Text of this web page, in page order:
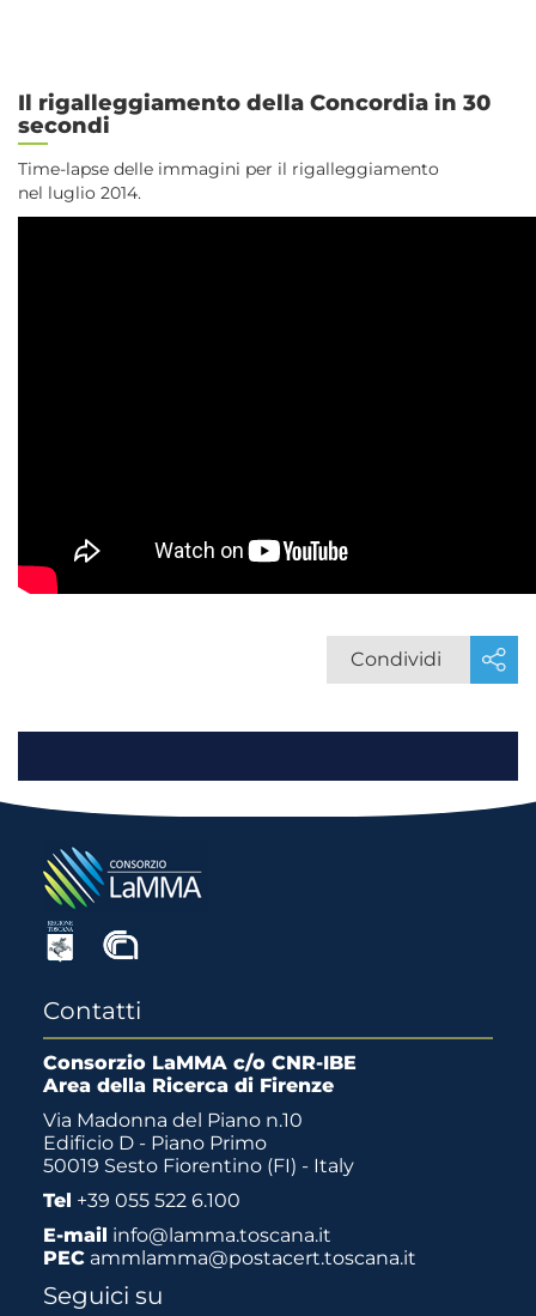
Il rigalleggiamento della Concordia in 30
secondi
Time-lapse delle immagini per il rigalleggiamento
nel luglio 2014.
Condividi
Contatti
Consorzio LaMMA c/o CNR-IBE
Area della Ricerca di Firenze
Via Madonna del Piano n.10
Edificio D - Piano Primo
50019 Sesto Fiorentino (FI) - Italy
Tel +39 055 522 6.100
E-mail info@lamma.toscana.it
PEC ammlamma@postacert.toscana.it
Seguici su